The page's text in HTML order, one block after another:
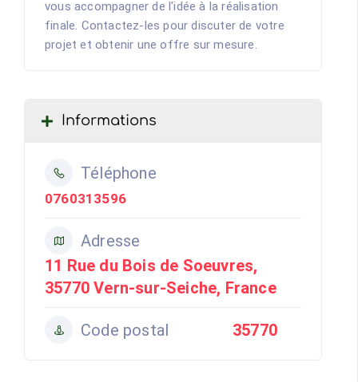
vous accompagner de l'idée à la réalisation
finale. Contactez-les pour discuter de votre
projet et obtenir une offre sur mesure.
Informations
Téléphone
0760313596
Adresse
11 Rue du Bois de Soeuvres,
35770 Vern-sur-Seiche, France
Code postal 35770